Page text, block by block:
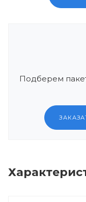
Подберем